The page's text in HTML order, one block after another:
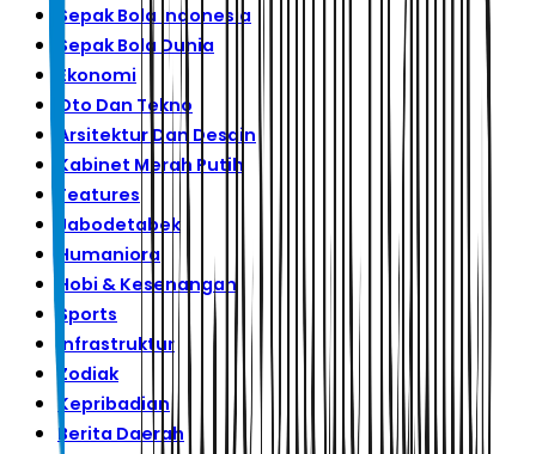
Sepak Bola Indonesia
Sepak Bola Dunia
Ekonomi
Oto Dan Tekno
Arsitektur Dan Desain
Kabinet Merah Putih
Features
Jabodetabek
Humaniora
Hobi & Kesenangan
Sports
Infrastruktur
Zodiak
Kepribadian
Berita Daerah